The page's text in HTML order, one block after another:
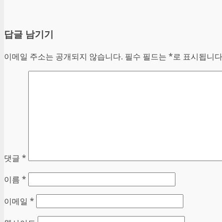
답글 남기기
이메일 주소는 공개되지 않습니다. 필수 필드는 *로 표시됩니다
댓글 *
이름 *
이메일 *